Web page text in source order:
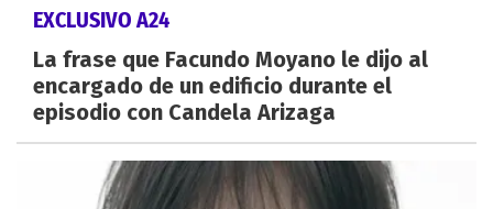
EXCLUSIVO A24
La frase que Facundo Moyano le dijo al
encargado de un edificio durante el
episodio con Candela Arizaga